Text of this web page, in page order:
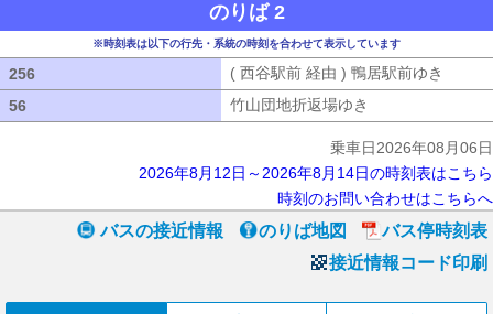
のりば 2
※時刻表は以下の行先・系統の時刻を合わせて表示しています
256 ( 西谷駅前 経由 ) 鴨居駅前ゆき
56
竹山団地折返場ゆき
乗車日2026年08月06日
2026年8月12日～2026年8月14日の時刻表はこちら
時刻のお問い合わせはこちらへ
バスの接近情報 のりば地図
バス停時刻表
接近情報コード印刷